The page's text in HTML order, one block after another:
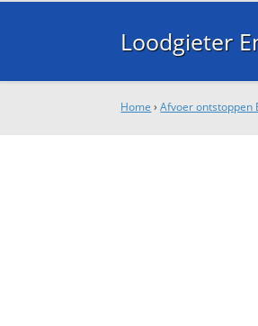
Loodgieter
Home ›Afvoer ontstoppen